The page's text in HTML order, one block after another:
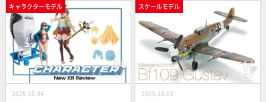
を整面や塗装でグレードアッ
プ！
の魅力に迫る!!【ファイブス
ター物語】
キャラクターモデル
2025.10.04
スケールモデル
2025.10.03